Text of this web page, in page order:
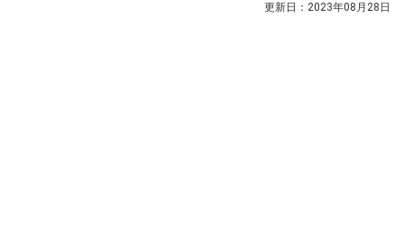
更新日： 2023年08月28日